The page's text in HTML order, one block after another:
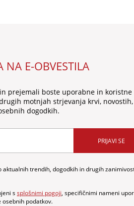
NA E-OBVESTILA
prejemali boste uporabne in koristne
motnjah strjevanja krvi,
dogodkih.
PRIJAVI SE
trendih, dogodkih in drugih
ssplošnimi pogoji, specifičnimi nameni
podatkov.